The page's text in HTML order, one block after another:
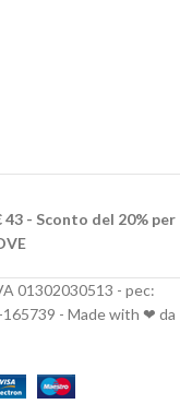
- Sconto del 20% per
01302030513 - pec:
- Made with ❤ da